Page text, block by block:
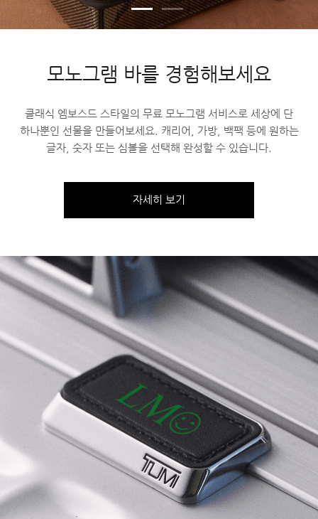
모노그램 바를 경험해보세요
클래식 엠보스드 스타일의 무료 모노그램 서비스로 세상에 단
하나뿐인 선물을 만들어보세요. 캐리어, 가방, 백팩 등에 원하는
글자, 숫자 또는 심볼을 선택해 완성할 수 있습니다.
자세히 보기